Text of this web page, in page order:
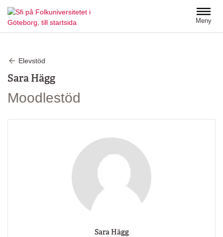
Meny
Elevstöd
Sara Hägg
Moodlestöd
Sara Hägg